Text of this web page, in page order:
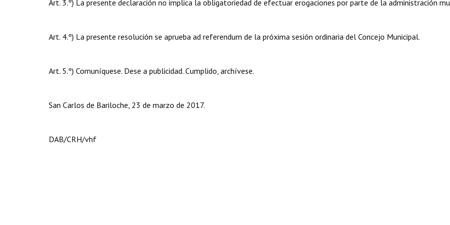
Art. 3.º) La presente declaración no implica la obligatoriedad de efectuar erogaciones por parte de la administración
Art. 4.º) La presente resolución se aprueba ad referendum de la próxima sesión ordinaria del Concejo Municipal.
Art. 5.º) Comuníquese. Dese a publicidad. Cumplido, archívese.
San Carlos de Bariloche, 23 de marzo de 2017.
DAB/CRH/vhf